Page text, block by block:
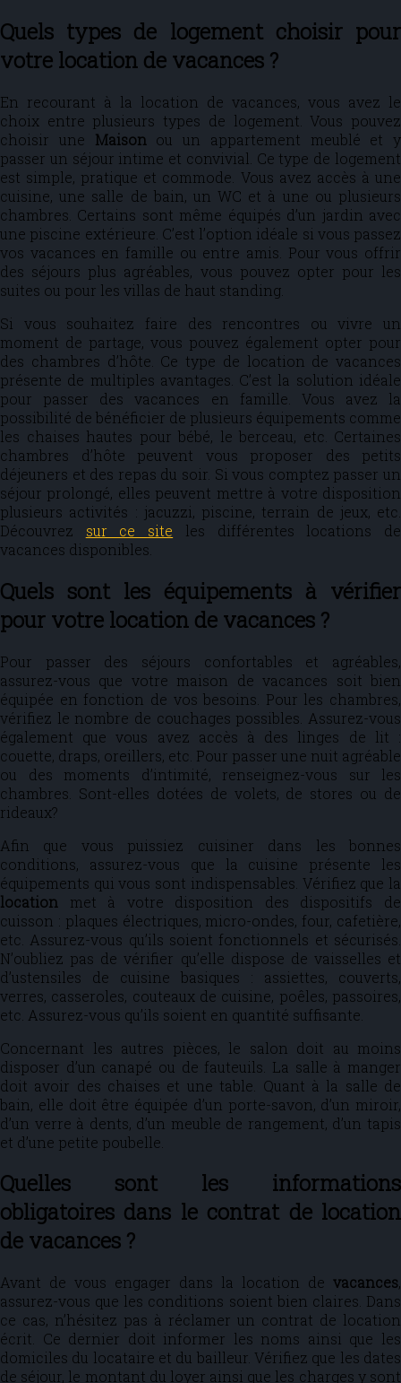
Quels types de logement choisir pour
votre location de vacances ?
En recourant à la location de vacances, vous avez le
choix entre plusieurs types de logement. Vous pouvez
choisir une Maison ou un appartement meublé et y
passer un séjour intime et convivial. Ce type de logement
est simple, pratique et commode. Vous avez accès à une
cuisine, une salle de bain, un WC et à une ou plusieurs
chambres. Certains sont même équipés d’un jardin avec
une piscine extérieure. C’est l’option idéale si vous passez
vos vacances en famille ou entre amis. Pour vous offrir
des séjours plus agréables, vous pouvez opter pour les
suites ou pour les villas de haut standing.
Si vous souhaitez faire des rencontres ou vivre un
moment de partage, vous pouvez également opter pour
des chambres d’hôte. Ce type de location de vacances
présente de multiples avantages. C’est la solution idéale
pour passer des vacances en famille. Vous avez la
possibilité de bénéficier de plusieurs équipements comme
les chaises hautes pour bébé, le berceau, etc. Certaines
chambres d’hôte peuvent vous proposer des petits
déjeuners et des repas du soir. Si vous comptez passer un
séjour prolongé, elles peuvent mettre à votre disposition
plusieurs activités : jacuzzi, piscine, terrain de jeux, etc.
Découvrez sur ce site les différentes locations de
vacances disponibles.
Quels sont les équipements à vérifier
pour votre location de vacances ?
Pour passer des séjours confortables et agréables,
assurez-vous que votre maison de vacances soit bien
équipée en fonction de vos besoins. Pour les chambres,
vérifiez le nombre de couchages possibles. Assurez-vous
également que vous avez accès à des linges de lit :
couette, draps, oreillers, etc. Pour passer une nuit agréable
ou des moments d’intimité, renseignez-vous sur les
chambres. Sont-elles dotées de volets, de stores ou de
rideaux?
Afin que vous puissiez cuisiner dans les bonnes
conditions, assurez-vous que la cuisine présente les
équipements qui vous sont indispensables. Vérifiez que la
location met à votre disposition des dispositifs de
cuisson : plaques électriques, micro-ondes, four, cafetière,
etc. Assurez-vous qu’ils soient fonctionnels et sécurisés.
N’oubliez pas de vérifier qu’elle dispose de vaisselles et
d’ustensiles de cuisine basiques : assiettes, couverts,
verres, casseroles, couteaux de cuisine, poêles, passoires,
etc. Assurez-vous qu’ils soient en quantité suffisante.
Concernant les autres pièces, le salon doit au moins
disposer d’un canapé ou de fauteuils. La salle à manger
doit avoir des chaises et une table. Quant à la salle de
bain, elle doit être équipée d’un porte-savon, d’un miroir,
d’un verre à dents, d’un meuble de rangement, d’un tapis
et d’une petite poubelle.
Quelles sont les informations
obligatoires dans le contrat de location
de vacances ?
Avant de vous engager dans la location de vacances,
assurez-vous que les conditions soient bien claires. Dans
ce cas, n’hésitez pas à réclamer un contrat de location
écrit. Ce dernier doit informer les noms ainsi que les
domiciles du locataire et du bailleur. Vérifiez que les dates
de séjour, le montant du loyer ainsi que les charges y sont